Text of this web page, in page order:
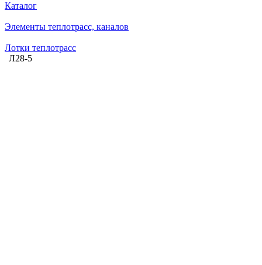
Каталог
Элементы теплотрасс, каналов
Лотки теплотрасс
Л28-5